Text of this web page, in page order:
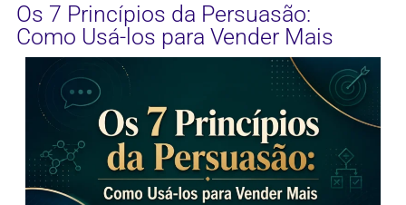
Os 7 Princípios da Persuasão:
Como Usá-los para Vender Mais